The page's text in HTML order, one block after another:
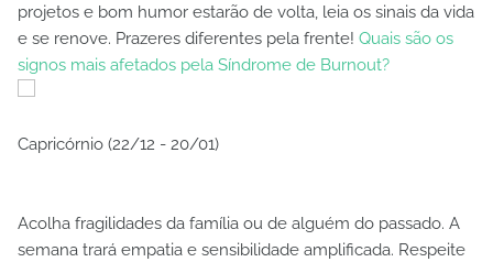
projetos e bom humor estarão de volta, leia os sinais da vida
e se renove. Prazeres diferentes pela frente! Quais são os
signos mais afetados pela Síndrome de Burnout?
Capricórnio (22/12 - 20/01)
Acolha fragilidades da família ou de alguém do passado. A
semana trará empatia e sensibilidade amplificada. Respeite